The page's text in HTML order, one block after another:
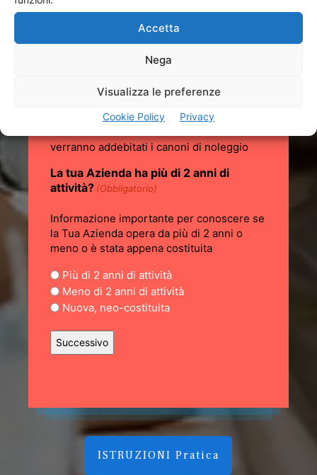
Accetta
Nega
Visualizza le preferenze
Cookie Policy Privacy
verranno addebitati i canoni di noleggio
La tua Azienda ha più di 2 anni di
attività? (Obbligatorio)
Informazione importante per conoscere se
la Tua Azienda opera da più di 2 anni o
meno o è stata appena costituita
Più di 2 anni di attività
Meno di 2 anni di attività
Nuova, neo-costituita
ISTRUZIONI Pratica